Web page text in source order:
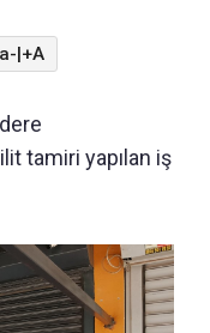
a-|+A
tamiri yapılan iş